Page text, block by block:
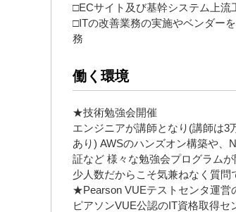
□ECサイト及び基幹システム上流
□ITの改善業務の実施やベンダー
務
働く環境
★技術勉強会開催
エンジニアが講師となり(講師は3
あり) AWSのハンズオン構築や、
証など 様々な勉強会プログラム
少人数だからこそ気兼ねなく質問
★Pearson VUEテストセンタ運営
ピアソンVUE公認のIT資格取得